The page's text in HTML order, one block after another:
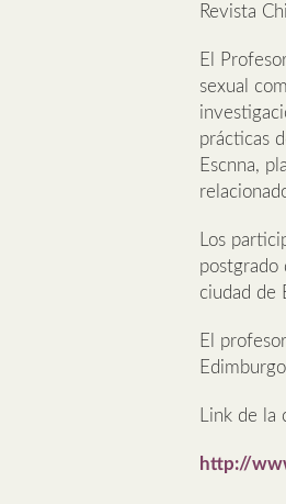
Revista
El
sexual
prácticas
Escnna,
Los
postgrado
ciudad de
El
Link de la
http://